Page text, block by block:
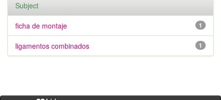
Subject
1
ficha de montaje
1
ligamentos combinados